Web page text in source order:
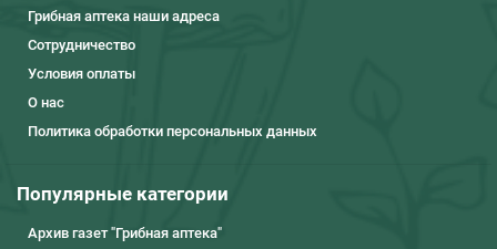
Грибная аптека наши адреса
Сотрудничество
Условия оплаты
О нас
Политика обработки персональных данных
Популярные категории
Архив газет "Грибная аптека"